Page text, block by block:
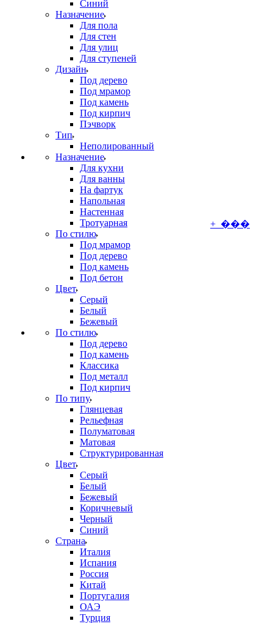
Синий
Назначение
Для пола
Для стен
Для улиц
Для ступеней
Дизайн
Под дерево
Под мрамор
Под камень
Под кирпич
Пэчворк
Тип
Неполированный
Назначение
Для кухни
Для ванны
На фартук
Напольная
Настенная
Тротуарная
По стилю
Под мрамор
Под дерево
Под камень
Под бетон
Цвет
Серый
Белый
Бежевый
По стилю
Под дерево
Под камень
Классика
Под металл
Под кирпич
По типу
Глянцевая
Рельефная
Полуматовая
Матовая
Структурированная
Цвет
Серый
Белый
Бежевый
Коричневый
Черный
Синий
Страна
Италия
Испания
Россия
Китай
Португалия
ОАЭ
Турция
+ ���